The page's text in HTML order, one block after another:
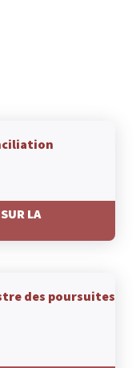
LA
des poursuites